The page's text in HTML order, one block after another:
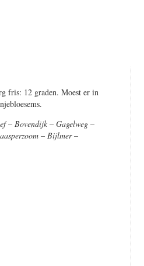
fris: 12 graden. Moest er in
– Bovendijk – Gagelweg –
– Bijlmer –